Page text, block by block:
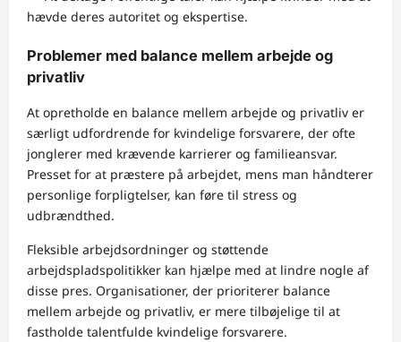
hævde deres autoritet og ekspertise.
Problemer med balance mellem arbejde og
privatliv
At opretholde en balance mellem arbejde og privatliv er
særligt udfordrende for kvindelige forsvarere, der ofte
jonglerer med krævende karrierer og familieansvar.
Presset for at præstere på arbejdet, mens man håndterer
personlige forpligtelser, kan føre til stress og
udbrændthed.
Fleksible arbejdsordninger og støttende
arbejdspladspolitikker kan hjælpe med at lindre nogle af
disse pres. Organisationer, der prioriterer balance
mellem arbejde og privatliv, er mere tilbøjelige til at
fastholde talentfulde kvindelige forsvarere.